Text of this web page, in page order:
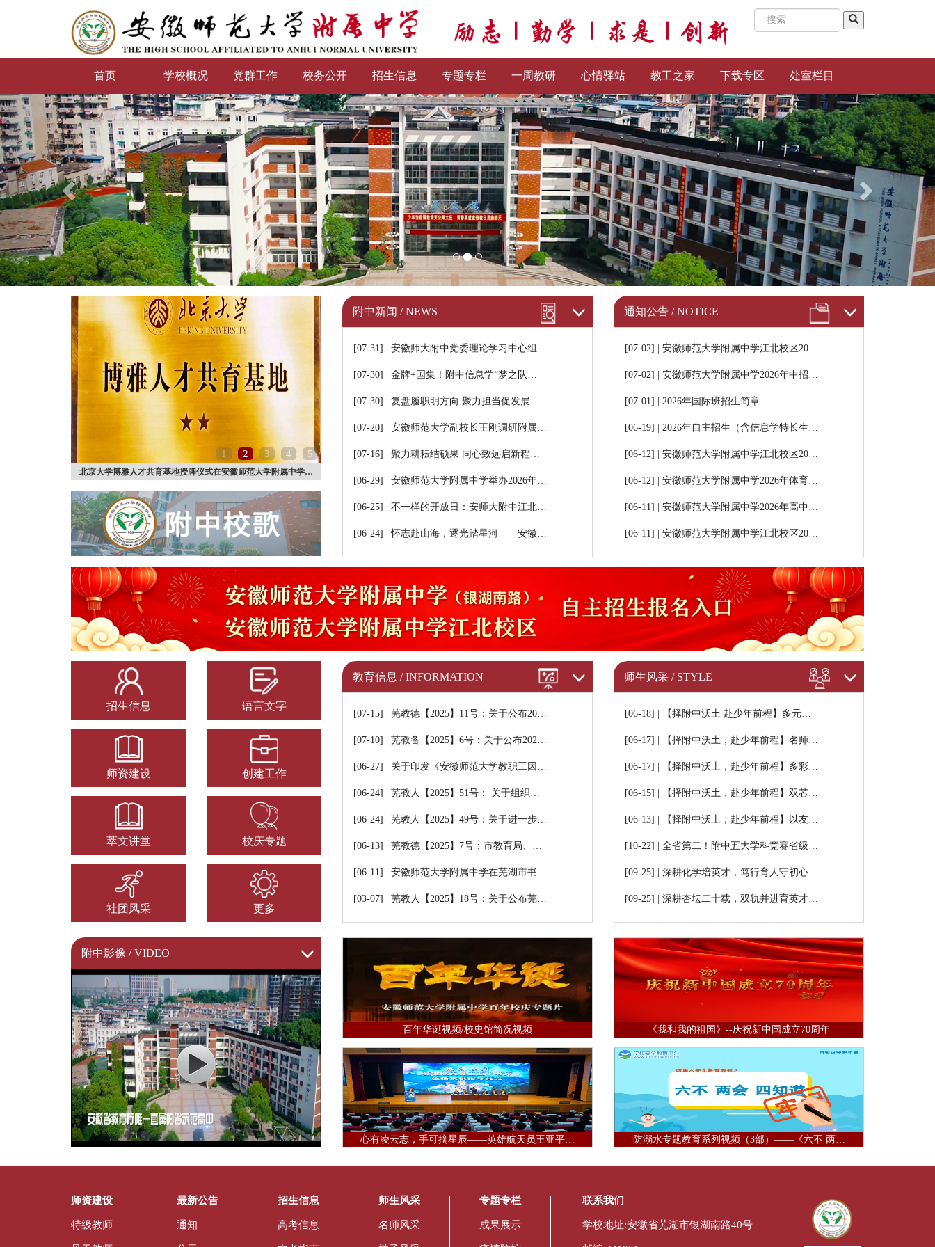
首页 学校概况 党群工作 校务公开 招生信息 专题专栏 一周教研 心情驿站 教工之家 下载专区 处室栏目
1 2 3 4 5
北京大学博雅人才共育基地授牌仪式在安徽师范大学附属中学…
通知公告 / NOTICE
[07-02] | 安徽师范大学附属中学江北校区20…
[07-02] | 安徽师范大学附属中学2026年中招…
[07-01] | 2026年国际班招生简章
[06-19] | 2026年自主招生（含信息学特长生…
[06-12] | 安徽师范大学附属中学江北校区20…
[06-12] | 安徽师范大学附属中学2026年体育…
[06-11] | 安徽师范大学附属中学2026年高中…
[06-11] | 安徽师范大学附属中学江北校区20…
附中新闻 / NEWS
[07-31] | 安徽师大附中党委理论学习中心组…
[07-30] | 金牌+国集！附中信息学“梦之队…
[07-30] | 复盘履职明方向 聚力担当促发展 …
[07-20] | 安徽师范大学副校长王刚调研附属…
[07-16] | 聚力耕耘结硕果 同心致远启新程…
[06-29] | 安徽师范大学附属中学举办2026年…
[06-25] | 不一样的开放日：安师大附中江北…
[06-24] | 怀志赴山海，逐光踏星河——安徽…
招生信息
师资建设
萃文讲堂
社团风采
语言文字
创建工作
校庆专题
更多
教育信息 / INFORMATION
[07-15] | 芜教德【2025】11号：关于公布20…
[07-10] | 芜教备【2025】6号：关于公布202…
[06-27] | 关于印发《安徽师范大学教职工因…
[06-24] | 芜教人【2025】51号： 关于组织…
[06-24] | 芜教人【2025】49号：关于进一步…
[06-13] | 芜教德【2025】7号：市教育局、…
[06-11] | 安徽师范大学附属中学在芜湖市书…
[03-07] | 芜教人【2025】18号：关于公布芜…
师生风采 / STYLE
[06-18] | 【择附中沃土 赴少年前程】多元…
[06-17] | 【择附中沃土，赴少年前程】名师…
[06-17] | 【择附中沃土，赴少年前程】多彩…
[06-15] | 【择附中沃土，赴少年前程】双芯…
[06-13] | 【择附中沃土，赴少年前程】以友…
[10-22] | 全省第二！附中五大学科竞赛省级…
[09-25] | 深耕化学培英才，笃行育人守初心…
[09-25] | 深耕杏坛二十载，双轨并进育英才…
附中影像 / VIDEO
百年华诞视频/校史馆简况视频 《我和我的祖国》--庆祝新中国成立70周年
心有凌云志，手可摘星辰——英雄航天员王亚平… 防溺水专题教育系列视频（3部）——《六不 两…
师资建设
特级教师
最新公告
通知
招生信息
高考信息
师生风采
名师风采
专题专栏
成果展示
联系我们
学校地址:安徽省芜湖市银湖南路40号